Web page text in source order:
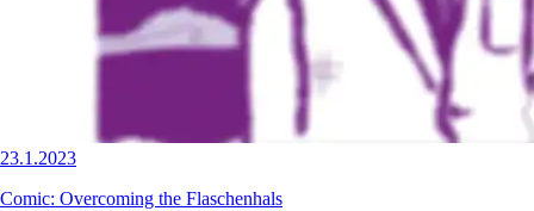
23.1.2023
Comic: Overcoming the Flaschenhals